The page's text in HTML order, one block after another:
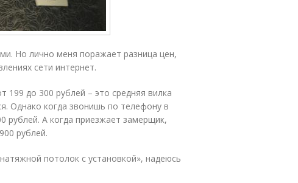
Но лично меня поражает разница цен,
сети интернет.
199 до 300 рублей – это средняя вилка
Однако когда звонишь по телефону в
рублей. А когда приезжает замерщик,
рублей.
потолок с установкой», надеюсь